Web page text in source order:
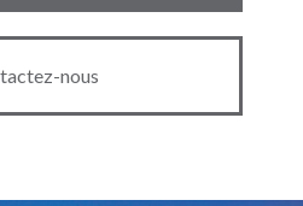
nous